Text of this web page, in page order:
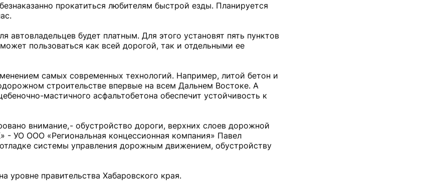
прокатиться любителям быстрой езды. Планируется
автовладельцев будет платным. Для этого установят пять пунктов
пользоваться как всей дорогой, так и отдельными ее
самых современных технологий. Например, литой бетон и
строительстве впервые на всем Дальнем Востоке. А
мастичного асфальтобетона обеспечит устойчивость к
внимание, - обустройство дороги, верхних слоев дорожной
УО ООО «Региональная концессионная компания» Павел
системы управления дорожным движением, обустройству
уровне правительства Хабаровского края.